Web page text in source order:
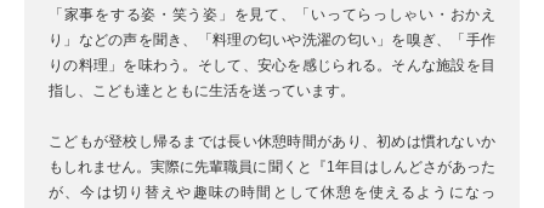
「家事をする姿・笑う姿」を見て、「いってらっしゃい・おかえ
り」などの声を聞き、「料理の匂いや洗濯の匂い」を嗅ぎ、「手作
りの料理」を味わう。そして、安心を感じられる。そんな施設を目
指し、こども達とともに生活を送っています。
こどもが登校し帰るまでは長い休憩時間があり、初めは慣れないか
もしれません。実際に先輩職員に聞くと『1年目はしんどさがあった
が、今は切り替えや趣味の時間として休憩を使えるようになっ